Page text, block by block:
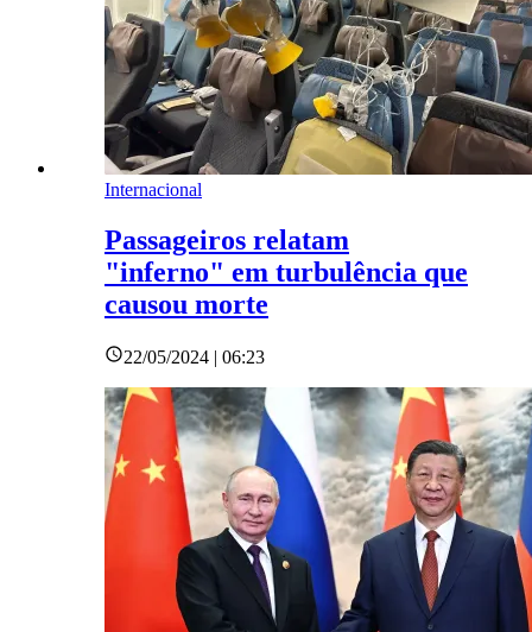
Internacional
Passageiros relatam
"inferno" em turbulência que
causou morte
22/05/2024 | 06:23